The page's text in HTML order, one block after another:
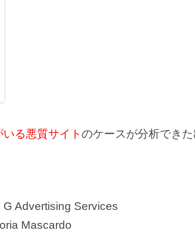
る悪質サイトのケースが分析でき
Advertising Services
Mascardo